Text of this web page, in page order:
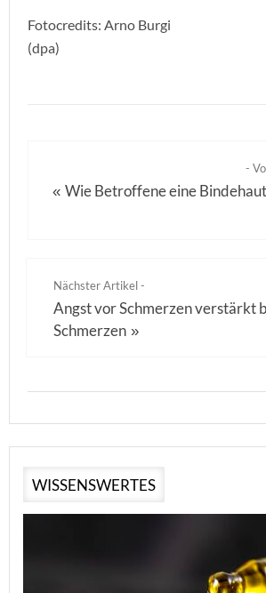
Fotocredits: Arno Burgi
(dpa)
-
«Wie Betroffene eine
Nächster Artikel -
Angst vor Schmerzen verstärkt
Schmerzen »
WISSENSWERTES